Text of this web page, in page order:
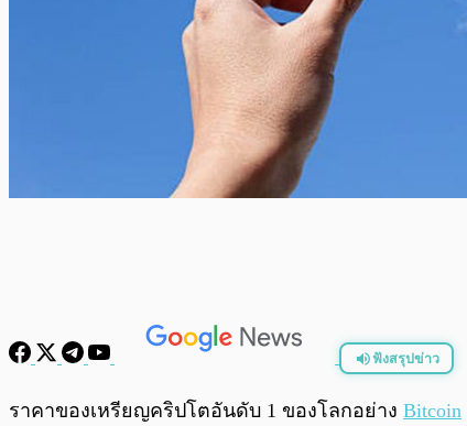
ฟังสรุปข่าว
พร้อมเล่น
ราคาของเหรียญคริปโตอันดับ 1 ของโลกอย่าง Bitcoin